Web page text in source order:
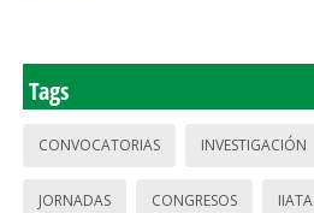
Tags
CONVOCATORIAS INVESTIGACIÓN
JORNADAS CONGRESOS IIATA